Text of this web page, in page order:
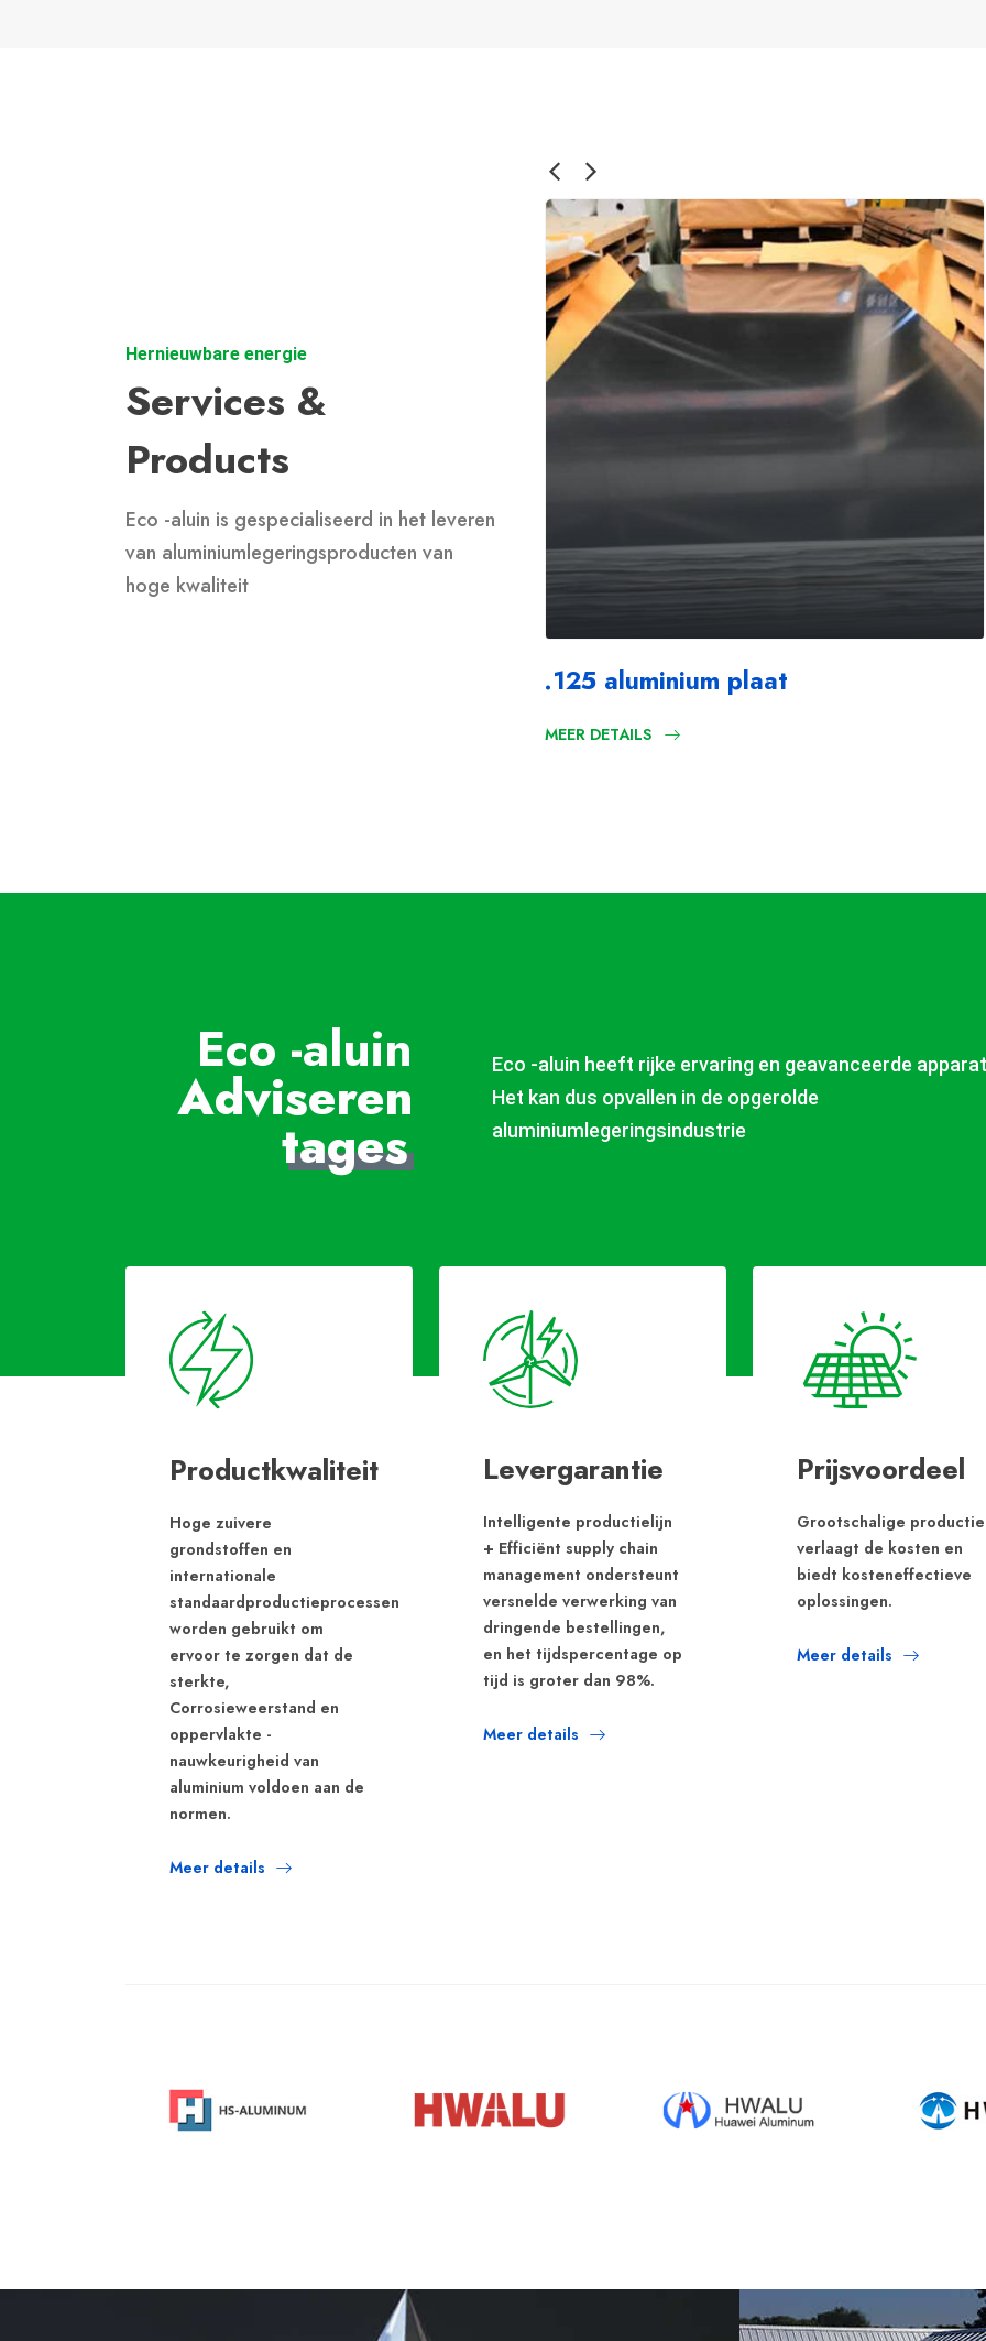
Hernieuwbare energie
Services &
Products
Eco -aluin is gespecialiseerd in het leveren
van aluminiumlegeringsproducten van
hoge kwaliteit
.125 aluminium plaat
MEER DETAILS
Eco -aluin
Adviseren
tages
Eco -aluin heeft rijke ervaring en geavanceerde
Het kan dus opvallen in de opgerolde
aluminiumlegeringsindustrie
Productkwaliteit
Hoge zuivere
grondstoffen en
internationale
standaardproductieprocessen
worden gebruikt om
ervoor te zorgen dat de
sterkte,
Corrosieweerstand en
oppervlakte -
nauwkeurigheid van
aluminium voldoen aan de
normen.
Meer details
Levergarantie
Intelligente productielijn
+ Efficiënt supply chain
management ondersteunt
versnelde verwerking van
dringende bestellingen,
en het tijdspercentage op
tijd is groter dan 98%.
Meer details
Prijsvoordeel
Grootschalige productie
verlaagt de kosten en
biedt kosteneffectieve
oplossingen.
Meer details